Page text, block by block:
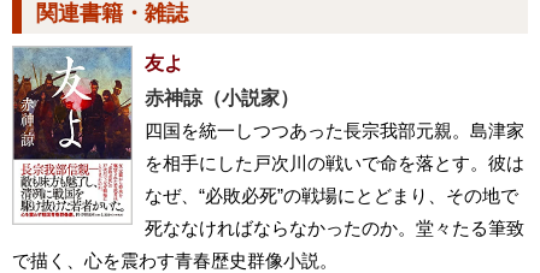
関連書籍・雑誌
友よ
赤神諒（小説家）
四国を統一しつつあった長宗我部元親。島津家
を相手にした戸次川の戦いで命を落とす。彼は
なぜ、“必敗必死”の戦場にとどまり、その地で
死ななければならなかったのか。堂々たる筆致
で描く、心を震わす青春歴史群像小説。